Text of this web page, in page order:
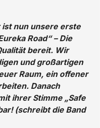
ist nun unsere erste
Road“ – Die
bereit. Wir
und großartigen
Raum, ein offener
Danach
ihrer Stimme „Safe
(schreibt die Band